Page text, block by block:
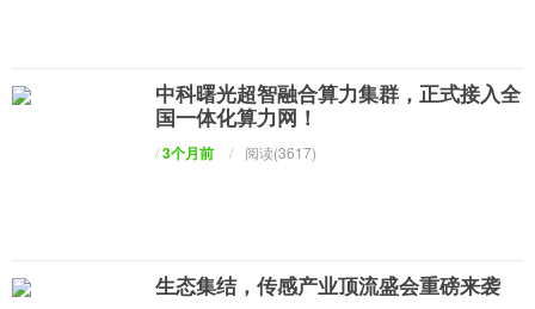
中科曙光超智融合算力集群，正式接入全
国一体化算力网！
/3个月前 / 阅读(3617)
生态集结，传感产业顶流盛会重磅来袭